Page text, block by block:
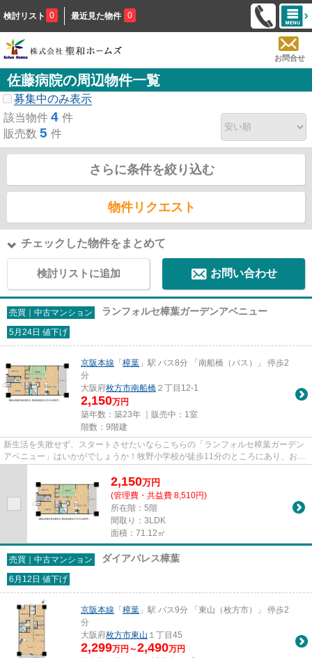
検討リスト 0 最近見た物件 0
お問合せ
佐藤病院の周辺物件一覧
募集中のみ表示
該当物件 4 件
販売数 5 件
さらに条件を絞り込む
物件リクエスト
チェックした物件をまとめて
検討リストに追加 お問い合わせ
売買｜中古マンション ランフォルセ樟葉ガーデンアベニュー
5月24日 値下げ
京阪本線 「 樟葉 」駅 バス8分 「南船橋（バス）」 停歩2
分
大阪府枚方市南船橋 ２丁目12-1
2,150万円
築年数：築23年 ｜販売中： 1室
階数：9階建
新生活を失敗せず、スタートさせたいならこちらの「ランフォルセ樟葉ガーデン
アベニュー」はいかがでしょうか！牧野小学校が徒歩11分のところにあり、お子
2,150万円
(管理費・共益費 8,510円)
所在階：5階
間取り：3LDK
面積：71.12㎡
売買｜中古マンション ダイアパレス樟葉
6月12日 値下げ
京阪本線 「 樟葉 」駅 バス9分 「東山（枚方市）」 停歩2
分
大阪府枚方市東山 １丁目45
2,299万円～2,490万円